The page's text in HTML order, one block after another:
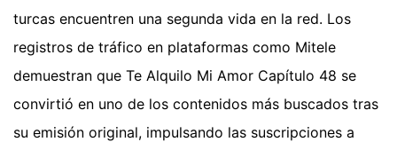
turcas encuentren una segunda vida en la red. Los
registros de tráfico en plataformas como Mitele
demuestran que Te Alquilo Mi Amor Capítulo 48 se
convirtió en uno de los contenidos más buscados tras
su emisión original, impulsando las suscripciones a